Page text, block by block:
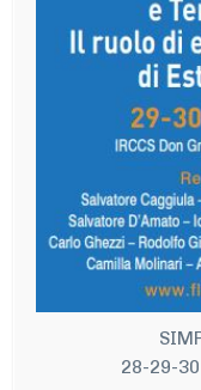
9.00 - 9.30:
9.30 - 13.00: Dr
- La diagnosi
- La valutazione del
- Parametri
- Tecniche
estetici
- Il piano di
tecniche digitali
- Dallo studio del
13.00 - 14.30: Lunch
28-29-